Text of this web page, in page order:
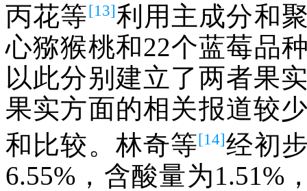
丙花等[13]利用主成分和
心猕猴桃和22个蓝莓品
以此分别建立了两者果
果实方面的相关报道较
和比较。林奇等[14]经初
6.55%，含酸量为1.51%